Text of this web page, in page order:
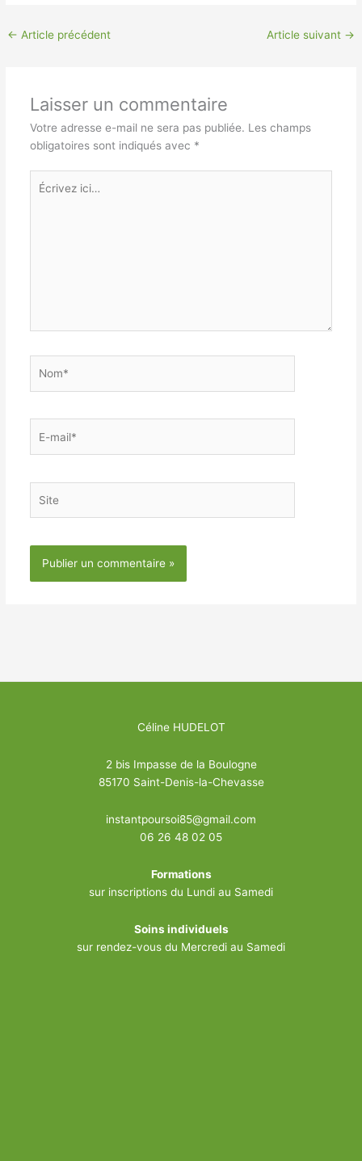
← Article précédent Article suivant →
Laisser un commentaire
Votre adresse e-mail ne sera pas publiée. Les champs
obligatoires sont indiqués avec *
Écrivez
ici…
mail*
Céline HUDELOT
2 bis Impasse de la Boulogne
85170 Saint-Denis-la-Chevasse
instantpoursoi85@gmail.com
06 26 48 02 05
Formations
sur inscriptions du Lundi au Samedi
Soins individuels
sur rendez-vous du Mercredi au Samedi